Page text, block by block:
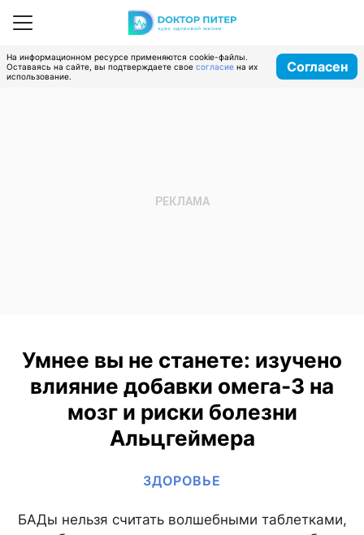
На информационном ресурсе применяются cookie-файлы.
Оставаясь на сайте, вы подтверждаете свое согласие на их
использование.
Согласен
Умнее вы не станете: изучено
влияние добавки омега-3 на
мозг и риски болезни
Альцгеймера
ЗДОРОВЬЕ
БАДы нельзя считать волшебными таблетками,